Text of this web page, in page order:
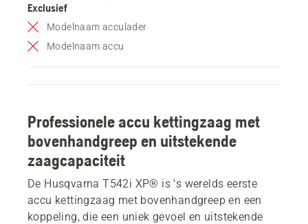
Exclusief
Modelnaam acculader
Modelnaam accu
Professionele accu kettingzaag met
bovenhandgreep en uitstekende
zaagcapaciteit
De Husqvarna T542i XP® is 's werelds eerste
accu kettingzaag met bovenhandgreep en een
koppeling, die een uniek gevoel en uitstekende